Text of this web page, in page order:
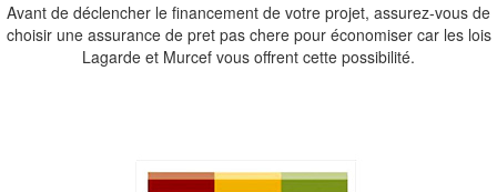
Avant de déclencher le financement de votre projet, assurez-vous de
choisir une assurance de pret pas chere pour économiser car les lois
Lagarde et Murcef vous offrent cette possibilité.